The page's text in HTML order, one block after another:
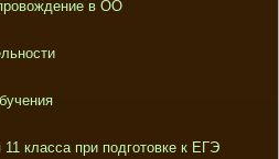
в ОО
класса при подготовке к ЕГЭ